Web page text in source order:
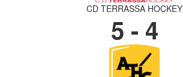
CD TERRASSA HOCKEY
5 - 4